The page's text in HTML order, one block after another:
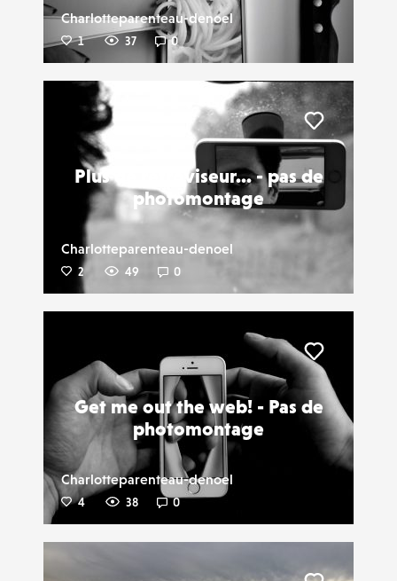
Charlotteparenteau-denoel
1 37 0
Plus de rétroviseur... - pas de
photomontage
Charlotteparenteau-denoel
2 49 0
Liker
Get me out the web! - Pas de
photomontage
Charlotteparenteau-denoel
4 38 0